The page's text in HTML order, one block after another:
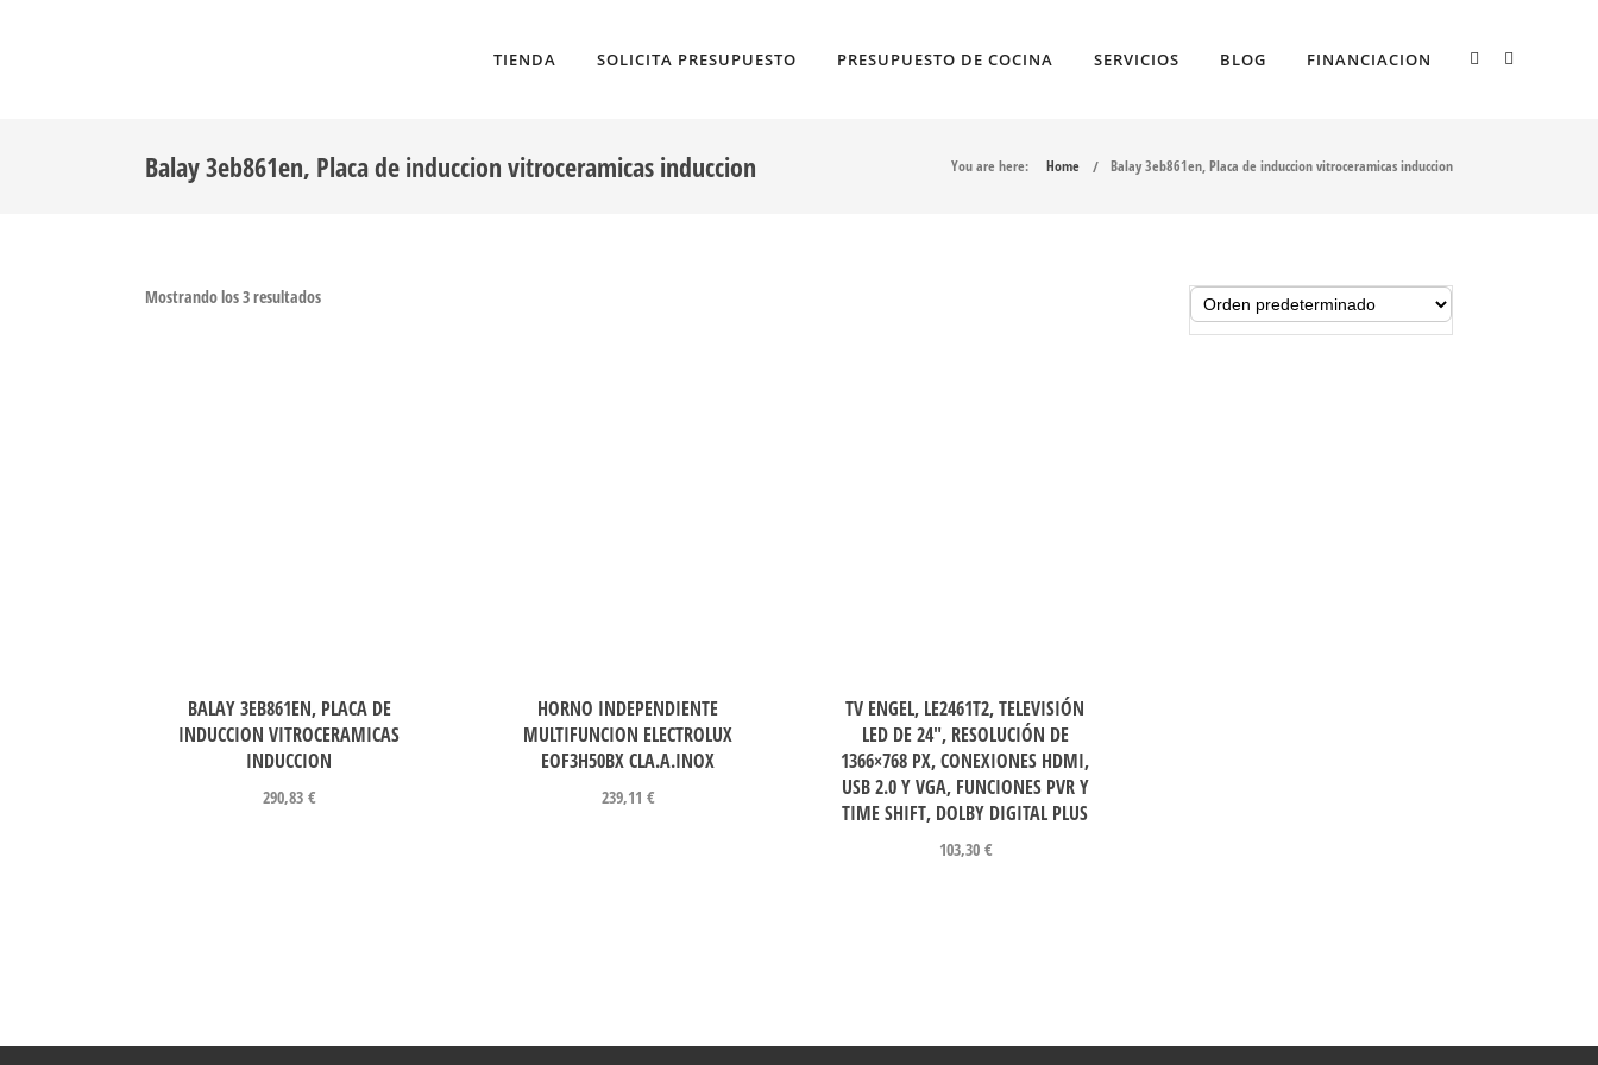
TIENDA SOLICITA PRESUPUESTO PRESUPUESTO DE COCINA SERVICIOS BLOG FINANCIACION
Balay 3eb861en, Placa de induccion vitroceramicas induccion You are here: Home Balay 3eb861en, Placa de induccion vitroceramicas induccion
Mostrando los 3 resultados
BALAY 3EB861EN, PLACA DE
INDUCCION VITROCERAMICAS
INDUCCION
290,83€
HORNO INDEPENDIENTE
MULTIFUNCION ELECTROLUX
EOF3H50BX CLA.A.INOX
239,11 €
TV ENGEL, LE2461T2, TELEVISIÓN
LED DE 24″, RESOLUCIÓN DE
1366×768 PX, CONEXIONES HDMI,
USB 2.0 Y VGA, FUNCIONES PVR Y
TIME SHIFT, DOLBY DIGITAL PLUS
103,30 €